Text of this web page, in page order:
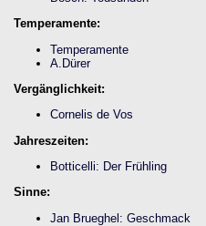
Temperamente:
Temperamente
A.Dürer
Vergänglichkeit:
Cornelis de Vos
Jahreszeiten:
Botticelli: Der Frühling
Sinne:
Jan Brueghel: Geschmack